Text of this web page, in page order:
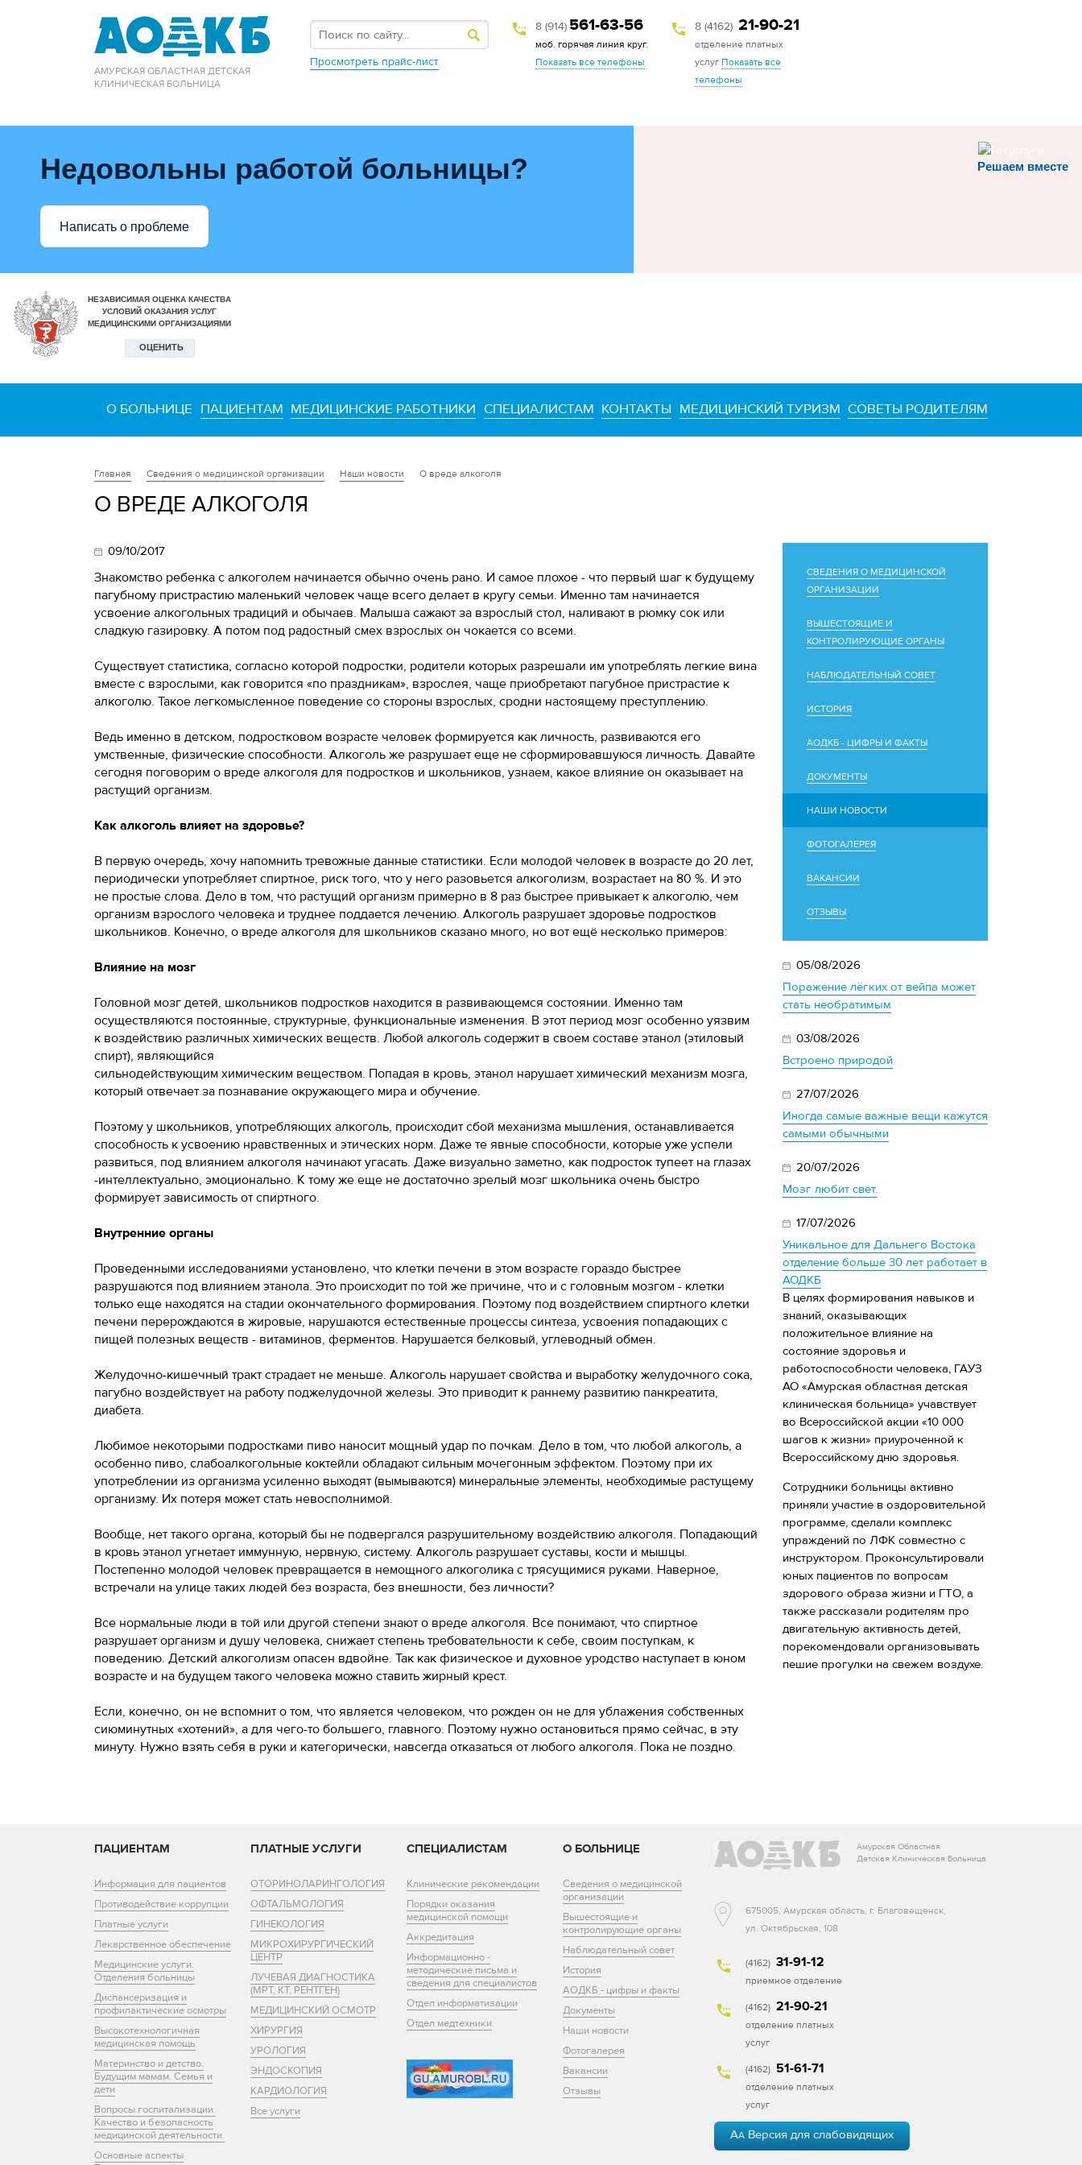
АМУРСКАЯ ОБЛАСТНАЯ ДЕТСКАЯ
КЛИНИЧЕСКАЯ БОЛЬНИЦА
Просмотреть прайс-лист
8 (914) 561-63-56
моб. горячая линия круг.
Показать все телефоны
8 (4162) 21-90-21
отделение платных
услуг Показать все
телефоны
Решаем вместе
Недовольны работой больницы?
Написать о проблеме
О БОЛЬНИЦЕ ПАЦИЕНТАМ МЕДИЦИНСКИЕ РАБОТНИКИ СПЕЦИАЛИСТАМ КОНТАКТЫ МЕДИЦИНСКИЙ ТУРИЗМ СОВЕТЫ РОДИТЕЛЯМ
Главная Сведения о медицинской организации Наши новости О вреде алкоголя
О ВРЕДЕ АЛКОГОЛЯ
09/10/2017
Знакомство ребенка с алкоголем начинается обычно очень рано. И самое плохое - что первый шаг к будущему
пагубному пристрастию маленький человек чаще всего делает в кругу семьи. Именно там начинается
усвоение алкогольных традиций и обычаев. Малыша сажают за взрослый стол, наливают в рюмку сок или
сладкую газировку. А потом под радостный смех взрослых он чокается со всеми.
Существует статистика, согласно которой подростки, родители которых разрешали им употреблять легкие вина
вместе с взрослыми, как говорится «по праздникам», взрослея, чаще приобретают пагубное пристрастие к
алкоголю. Такое легкомысленное поведение со стороны взрослых, сродни настоящему преступлению.
Ведь именно в детском, подростковом возрасте человек формируется как личность, развиваются его
умственные, физические способности. Алкоголь же разрушает еще не сформировавшуюся личность. Давайте
сегодня поговорим о вреде алкоголя для подростков и школьников, узнаем, какое влияние он оказывает на
растущий организм.
Как алкоголь влияет на здоровье?
В первую очередь, хочу напомнить тревожные данные статистики. Если молодой человек в возрасте до 20 лет,
периодически употребляет спиртное, риск того, что у него разовьется алкоголизм, возрастает на 80 %. И это
не простые слова. Дело в том, что растущий организм примерно в 8 раз быстрее привыкает к алкоголю, чем
организм взрослого человека и труднее поддается лечению. Алкоголь разрушает здоровье подростков
школьников. Конечно, о вреде алкоголя для школьников сказано много, но вот ещё несколько примеров:
Влияние на мозг
Головной мозг детей, школьников подростков находится в развивающемся состоянии. Именно там
осуществляются постоянные, структурные, функциональные изменения. В этот период мозг особенно уязвим
к воздействию различных химических веществ. Любой алкоголь содержит в своем составе этанол (этиловый
спирт), являющийся
сильнодействующим химическим веществом. Попадая в кровь, этанол нарушает химический механизм мозга,
который отвечает за познавание окружающего мира и обучение.
Поэтому у школьников, употребляющих алкоголь, происходит сбой механизма мышления, останавливается
способность к усвоению нравственных и этических норм. Даже те явные способности, которые уже успели
развиться, под влиянием алкоголя начинают угасать. Даже визуально заметно, как подросток тупеет на глазах
-интеллектуально, эмоционально. К тому же еще не достаточно зрелый мозг школьника очень быстро
формирует зависимость от спиртного.
Внутренние органы
Проведенными исследованиями установлено, что клетки печени в этом возрасте гораздо быстрее
разрушаются под влиянием этанола. Это происходит по той же причине, что и с головным мозгом - клетки
только еще находятся на стадии окончательного формирования. Поэтому под воздействием спиртного клетки
печени перерождаются в жировые, нарушаются естественные процессы синтеза, усвоения попадающих с
пищей полезных веществ - витаминов, ферментов. Нарушается белковый, углеводный обмен.
Желудочно-кишечный тракт страдает не меньше. Алкоголь нарушает свойства и выработку желудочного сока,
пагубно воздействует на работу поджелудочной железы. Это приводит к раннему развитию панкреатита,
диабета.
Любимое некоторыми подростками пиво наносит мощный удар по почкам. Дело в том, что любой алкоголь, а
особенно пиво, слабоалкогольные коктейли обладают сильным мочегонным эффектом. Поэтому при их
употреблении из организма усиленно выходят (вымываются) минеральные элементы, необходимые растущему
организму. Их потеря может стать невосполнимой.
Вообще, нет такого органа, который бы не подвергался разрушительному воздействию алкоголя. Попадающий
в кровь этанол угнетает иммунную, нервную, систему. Алкоголь разрушает суставы, кости и мышцы.
Постепенно молодой человек превращается в немощного алкоголика с трясущимися руками. Наверное,
встречали на улице таких людей без возраста, без внешности, без личности?
Все нормальные люди в той или другой степени знают о вреде алкоголя. Все понимают, что спиртное
разрушает организм и душу человека, снижает степень требовательности к себе, своим поступкам, к
поведению. Детский алкоголизм опасен вдвойне. Так как физическое и духовное уродство наступает в юном
возрасте и на будущем такого человека можно ставить жирный крест.
Если, конечно, он не вспомнит о том, что является человеком, что рожден он не для ублажения собственных
сиюминутных «хотений», а для чего-то большего, главного. Поэтому нужно остановиться прямо сейчас, в эту
минуту. Нужно взять себя в руки и категорически, навсегда отказаться от любого алкоголя. Пока не поздно.
СВЕДЕНИЯ О МЕДИЦИНСКОЙ
ОРГАНИЗАЦИИ
ВЫШЕСТОЯЩИЕ И
КОНТРОЛИРУЮЩИЕ ОРГАНЫ
НАБЛЮДАТЕЛЬНЫЙ СОВЕТ
ИСТОРИЯ
АОДКБ - ЦИФРЫ И ФАКТЫ
ДОКУМЕНТЫ
НАШИ НОВОСТИ
ФОТОГАЛЕРЕЯ
ВАКАНСИИ
ОТЗЫВЫ
05/08/2026
Поражение лёгких от вейпа может
стать необратимым
03/08/2026
Встроено природой
27/07/2026
Иногда самые важные вещи кажутся
самыми обычными
20/07/2026
Мозг любит свет.
17/07/2026
Уникальное для Дальнего Востока
отделение больше 30 лет работает в
АОДКБ
В целях формирования навыков и
знаний, оказывающих
положительное влияние на
состояние здоровья и
работоспособности человека, ГАУЗ
АО «Амурская областная детская
клиническая больница» учавствует
во Всероссийской акции «10 000
шагов к жизни» приуроченной к
Всероссийскому дню здоровья.
Сотрудники больницы активно
приняли участие в оздоровительной
программе, сделали комплекс
упраждений по ЛФК совместно с
инструктором. Проконсультировали
юных пациентов по вопросам
здорового образа жизни и ГТО, а
также рассказали родителям про
двигательную активность детей,
порекомендовали организовывать
пешие прогулки на свежем воздухе.
ПАЦИЕНТАМ
Информация для пациентов
Противодействие коррупции
Платные услуги
Лекарственное обеспечение
Медицинские услуги.
Отделения больницы
Диспансеризация и
профилактические осмотры
Высокотехнологичная
медицинская помощь
Материнство и детство.
Будущим мамам. Семья и
дети
Вопросы госпитализации.
Качество и безопасность
медицинской деятельности.
Основные аспекты
ПЛАТНЫЕ УСЛУГИ
ОТОРИНОЛАРИНГОЛОГИЯ
ОФТАЛЬМОЛОГИЯ
ГИНЕКОЛОГИЯ
МИКРОХИРУРГИЧЕСКИЙ
ЦЕНТР
ЛУЧЕВАЯ ДИАГНОСТИКА
(МРТ, КТ, РЕНТГЕН)
МЕДИЦИНСКИЙ ОСМОТР
ХИРУРГИЯ
УРОЛОГИЯ
ЭНДОСКОПИЯ
КАРДИОЛОГИЯ
Все услуги
СПЕЦИАЛИСТАМ
Клинические рекомендации
Порядки оказания
медицинской помощи
Аккредитация
Информационно -
методические письма и
сведения для специалистов
Отдел информатизации
Отдел медтехники
О БОЛЬНИЦЕ
Сведения о медицинской
организации
Вышестоящие и
контролирующие органы
Наблюдательный совет
История
АОДКБ - цифры и факты
Документы
Наши новости
Фотогалерея
Вакансии
Отзывы
Амурская Областная
Детская Клиническая Больница
675005, Амурская область, г. Благовещенск,
ул. Октябрьская, 108
(4162) 31-91-12
приемное отделение
(4162) 21-90-21
отделение платных
услуг
(4162) 51-61-71
отделение платных
услуг
AA Версия для слабовидящих